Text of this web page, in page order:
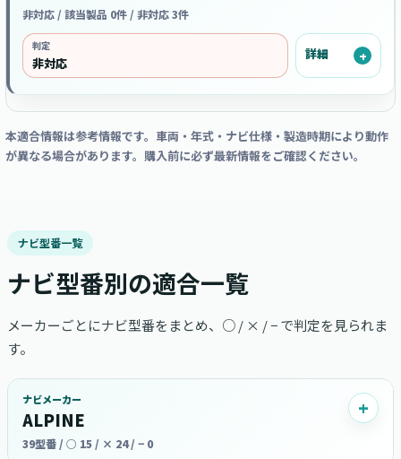
非対応 / 該当製品 0件 / 非対応 3件
判定
非対応
詳細
本適合情報は参考情報です。車両・年式・ナビ仕様・製造時期により動作
が異なる場合があります。購入前に必ず最新情報をご確認ください。
ナビ型番一覧
ナビ型番別の適合一覧
メーカーごとにナビ型番をまとめ、○ / × / − で判定を見られま
す。
ナビメーカー
ALPINE
39型番 / ○ 15 / × 24 / − 0